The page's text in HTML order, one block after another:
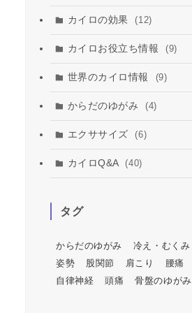
カイロの効果 (12)
(2)
(3)
カイロお役立ち情報 (9)
世界のカイロ情報 (9)
からだのゆがみ (4)
エクササイズ (6)
カイロQ&A (40)
タグ
からだのゆがみ 冷え・むくみ
姿勢
股関節 肩こり 腰痛
自律神経
頭痛 骨盤のゆがみ